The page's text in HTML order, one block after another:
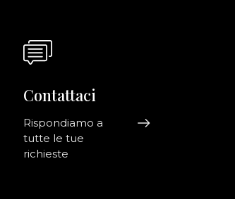
Contattaci
Rispondiamo a
tutte le tue
richieste